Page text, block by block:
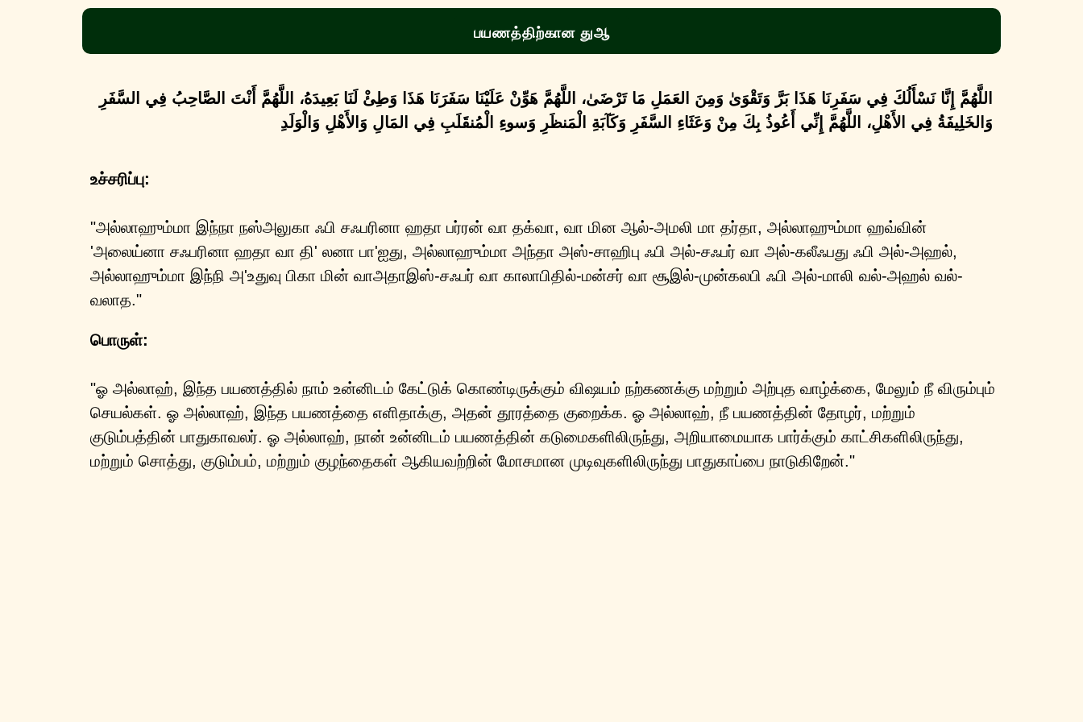
பயணத்திற்கான துஆ
اللَّهُمَّ إِنَّا نَسْأَلُكَ فِي سَفَرِنَا هَذَا بَرَّ وَتَقْوَىٰ وَمِنَ العَمَلِ مَا تَرْضَىٰ، اللَّهُمَّ هَوِّنْ عَلَيْنَا سَفَرَنَا هَذَا وَطِئْ لَنَا بَعِيدَهُ، اللَّهُمَّ أَنْتَ الصَّاحِبُ فِي السَّفَرِ
وَالخَلِيفَةُ فِي الأَهْلِ، اللَّهُمَّ إِنِّي أَعُوذُ بِكَ مِنْ وَعَثَاءِ السَّفَرِ وَكَآبَةِ الْمَنظَرِ وَسوءِ الْمُنقَلَبِ فِي المَالِ وَالأَهْلِ وَالْوَلَدِ
உச்சரிப்பு:
"அல்லாஹும்மா இந்நா நஸ்அலுகா ஃபி சஃபரினா ஹதா பர்ரன் வா தக்வா, வா மின ஆல்-அமலி மா தர்தா, அல்லாஹும்மா ஹவ்வின்
'அலைய்னா சஃபரினா ஹதா வா தி' லனா பா'ஐது, அல்லாஹும்மா அந்தா அஸ்-சாஹிபு ஃபி அல்-சஃபர் வா அல்-கலீஃபது ஃபி அல்-அஹல்,
அல்லாஹும்மா இந்நி அ'உதுவு பிகா மின் வாஅதாஇஸ்-சஃபர் வா காலாபிதில்-மன்சர் வா சூஇல்-முன்கலபி ஃபி அல்-மாலி வல்-அஹல் வல்-
வலாத."
பொருள்:
"ஓ அல்லாஹ், இந்த பயணத்தில் நாம் உன்னிடம் கேட்டுக் கொண்டிருக்கும் விஷயம் நற்கணக்கு மற்றும் அற்புத வாழ்க்கை, மேலும் நீ விரும்பும்
செயல்கள். ஓ அல்லாஹ், இந்த பயணத்தை எளிதாக்கு, அதன் தூரத்தை குறைக்க. ஓ அல்லாஹ், நீ பயணத்தின் தோழர், மற்றும்
குடும்பத்தின் பாதுகாவலர். ஓ அல்லாஹ், நான் உன்னிடம் பயணத்தின் கடுமைகளிலிருந்து, அறியாமையாக பார்க்கும் காட்சிகளிலிருந்து,
மற்றும் சொத்து, குடும்பம், மற்றும் குழந்தைகள் ஆகியவற்றின் மோசமான முடிவுகளிலிருந்து பாதுகாப்பை நாடுகிறேன்."